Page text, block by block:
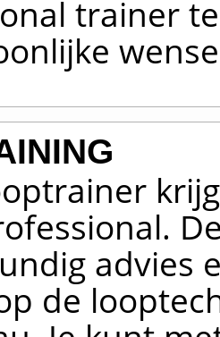
trainer
advies
de